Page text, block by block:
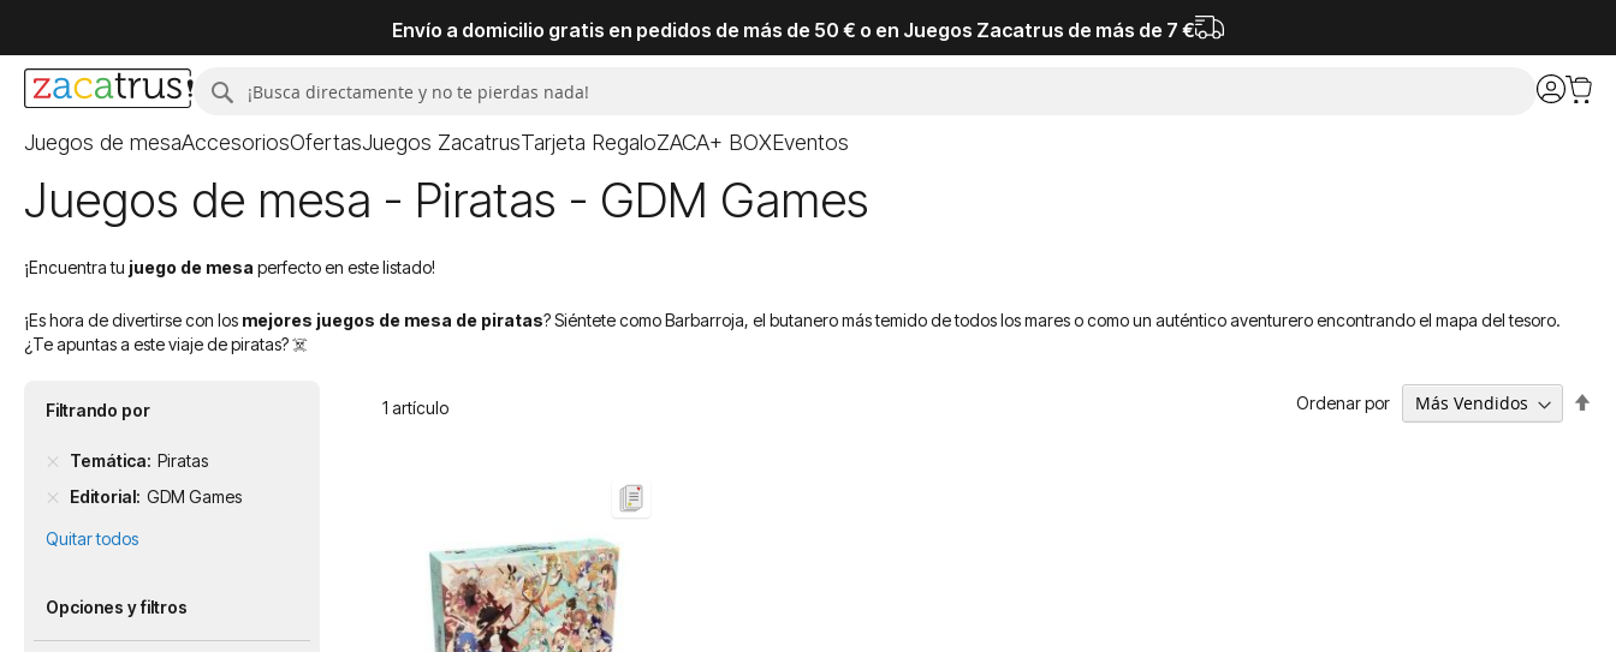
Envío a domicilio gratis en pedidos de más de 50 € o en Juegos Zacatrus de más de 7 €
Buscar
Juegos de mesaAccesoriosOfertasJuegos ZacatrusTarjeta RegaloZACA+ BOXEventos
Juegos de mesa - Piratas - GDM Games
¡Encuentra tu juego de mesa perfecto en este listado!
¡Es hora de divertirse con los mejores juegos de mesa de piratas? Siéntete como Barbarroja, el butanero más temido de todos los mares o como un auténtico aventurero encontrando el mapa del tesoro.
¿Te apuntas a este viaje de piratas? ☠️
1 artículo Ordenar por
Filtrando por
Temática Piratas
Editorial GDM Games
Quitar todos
Opciones y filtros